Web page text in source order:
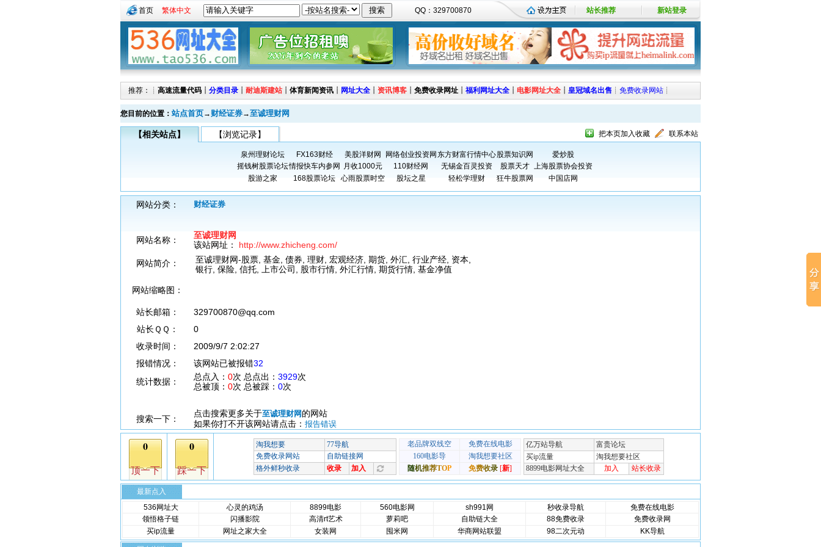
首页 繁体中文 QQ：329700870 站长推荐 新站登录
推荐：┊ 高速流量代码 ┊ 分类目录 ┊ 耐迪斯建站 ┊ 体育新闻资讯 ┊ 网址大全 ┊ 资讯博客 ┊ 免费收录网址 ┊ 福利网址大全 ┊ 电影网址大全 ┊ 皇冠域名出售 ┊ 免费收录网站 ┊
您目前的位置： 站点首页→ 财经证券→至诚理财网
【相关站点】 【浏览记录】 把本页加入收藏 联系本站
泉州理财论坛 FX163财经 美股洋财网 网络创业投资网 东方财富行情中心股票知识网
爱炒股
摇钱树股票论坛情报快车内参网 月收1000元 110财经网 无锡金百灵投资 股票天才 上海股票协会投资
股游之家
168股票论坛 心雨股票时空 股坛之星 轻松学理财 狂牛股票网 中国店网
网站分类： 财经证券
网站名称：
至诚理财网
该站网址： http://www.zhicheng.com/
网站简介：
至诚理财网-股票, 基金, 债券, 理财, 宏观经济, 期货, 外汇, 行业产经, 资本,
银行, 保险, 信托, 上市公司, 股市行情, 外汇行情, 期货行情, 基金净值
网站缩略图：
站长邮箱：
329700870@qq.com
站长ＱＱ：
0
收录时间：
2009/9/7 2:02:27
报错情况：
该网站已被报错32
统计数据：
总点入： 0次 总点出： 3929次
总被顶： 0次 总被踩： 0次
搜索一下：
点击搜索更多关于至诚理财网 的网站
如果你打不开该网站请点击： 报告错误
最新点入
536网址大
心灵的鸡汤 8899电影 560电影网 sh991网 秒收录导航
免费在线电影
领悟格子链
闪播影院 高清rt艺术 萝莉吧 自助链大全 88免费收录
免费收录网
买ip流量
网址之家大全 女装网 囤米网 华商网站联盟 98二次元动 KK导航